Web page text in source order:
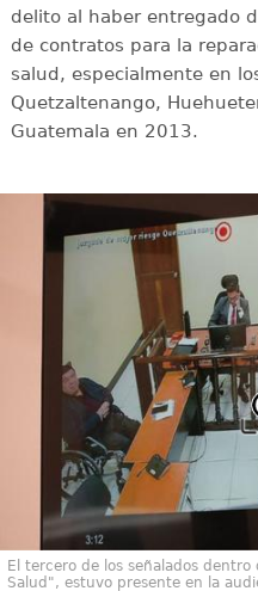
delito al haber entregado
de contratos para la
salud, especialmente en
Quetzaltenango,
Guatemala en 2013.
El tercero de los señalados
Salud", estuvo presente en la